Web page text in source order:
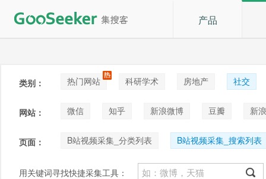
产品
类别： 热门网站 科研学术 房地产
社交
论坛贴吧
拍卖 音乐
网站： 微信 知乎 新浪微博 豆瓣
新
快手
喜马拉雅 小红书
页面： B站视频采集_分类列表
B站视频采集_搜索列表
B站搜索列表采集_综合
B站视频采集_评论与回
用关键词寻找快捷采集工具：